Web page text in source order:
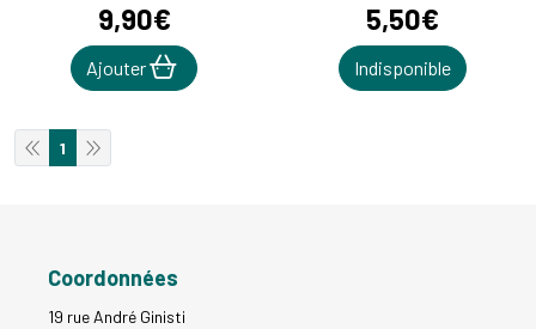
9,90€
Ajouter
5,50€
Indisponible
1
Coordonnées
19 rue André Ginisti